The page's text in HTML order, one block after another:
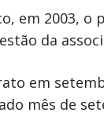
em 2003,
da
em
mês de